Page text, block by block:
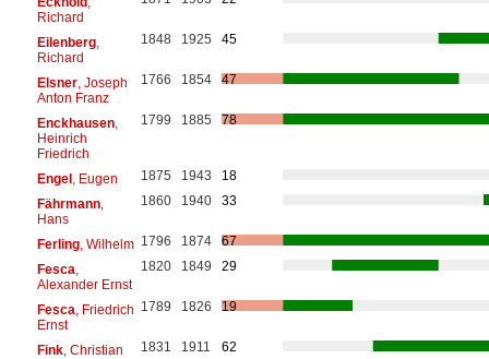
Richard
Eilenberg,
Richard
1848 1925 45
Elsner, Joseph
Anton Franz
1766 1854 47
Enckhausen,
Heinrich
Friedrich
1799 1885 78
Engel, Eugen 1875 1943
18
Fährmann,
Hans
1860 1940 33
Ferling, Wilhelm 1796 1874
67
Fesca
Alexander Ernst
1820 1849 29
Fesca , Friedrich
Ernst
1789 1826 19
Fink, Christian 1831 1911
62